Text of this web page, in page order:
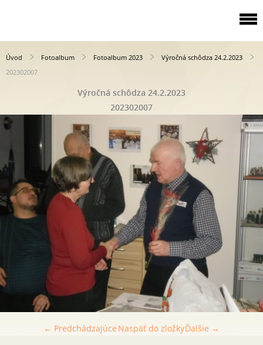
Úvod Fotoalbum Fotoalbum 2023
Výročná schôdza 24.2.2023
202302007
Výročná schôdza 24.2.2023
202302007
← Predchádzajúce Ďalšie →
Naspäť do zložky